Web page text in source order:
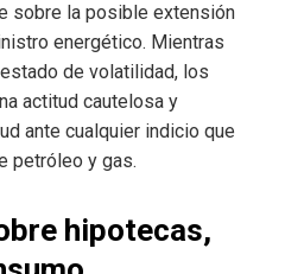
sobre la posible extensión
energético. Mientras
de volatilidad, los
actitud cautelosa y
ante cualquier indicio que
petróleo y gas.
hipotecas,